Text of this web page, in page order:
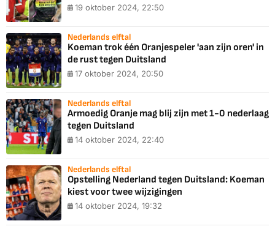
19 oktober 2024, 22:50
Nederlands elftal
Koeman trok één Oranjespeler 'aan zijn oren' in
de rust tegen Duitsland
17 oktober 2024, 20:50
Nederlands elftal
Armoedig Oranje mag blij zijn met 1-0 nederlaag
tegen Duitsland
14 oktober 2024, 22:40
Nederlands elftal
Opstelling Nederland tegen Duitsland: Koeman
kiest voor twee wijzigingen
14 oktober 2024, 19:32